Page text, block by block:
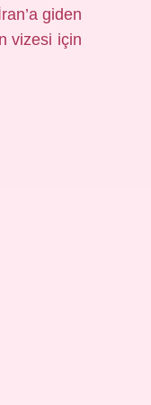
giden
vizesi için